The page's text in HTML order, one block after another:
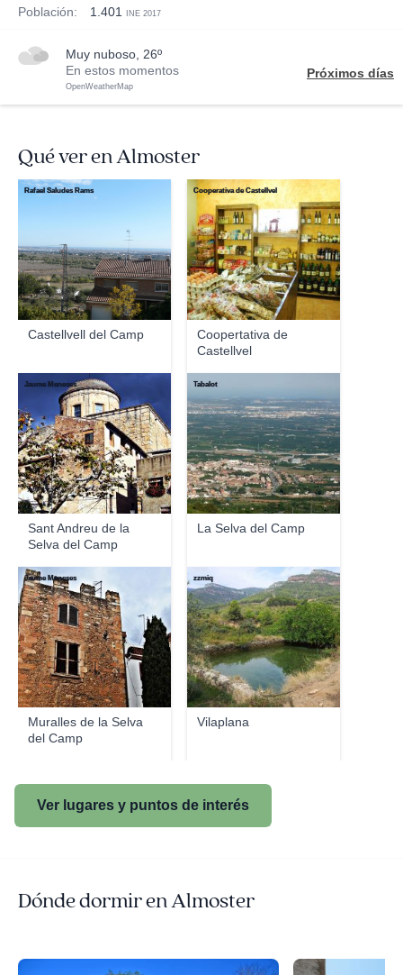
Población: 1.401 INE 2017
muy nuboso, 26º
En estos momentos
OpenWeatherMap
Próximos días
Qué ver en Almoster
Castellvell del Camp
Rafael Saludes Rams
Coopertativa de
Castellvel
Cooperativa de Castellvel
Sant Andreu de la
Selva del Camp
Jaume Meneses
La Selva del Camp
Tabalot
Muralles de la Selva
del Camp
Jaume Meneses
Vilaplana
zzmiq
Ver lugares y puntos de interés
Dónde dormir en Almoster